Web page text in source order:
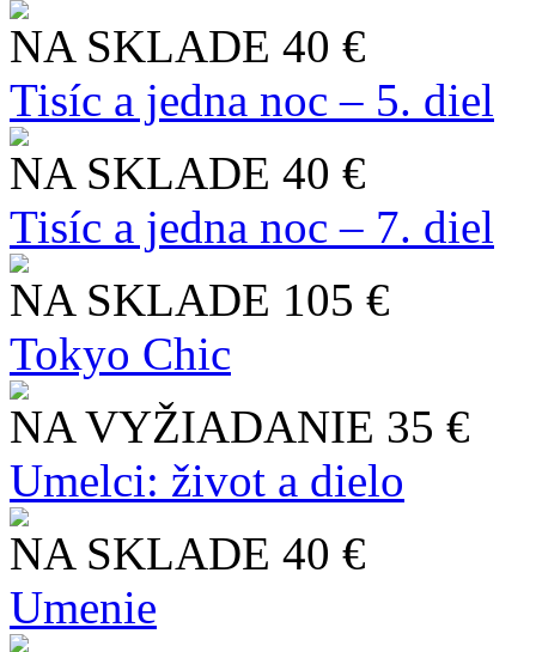
NA SKLADE 40 €
Tisíc a jedna noc – 5. diel
NA SKLADE 40 €
Tisíc a jedna noc – 7. diel
NA SKLADE 105 €
Tokyo Chic
NA VYŽIADANIE 35 €
Umelci: život a dielo
NA SKLADE 40 €
Umenie